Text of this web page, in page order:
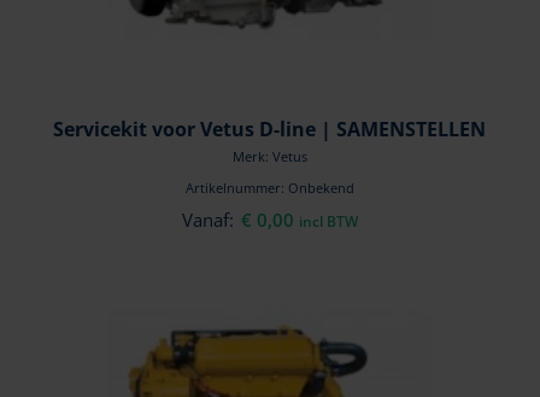
Servicekit voor Vetus D-line | SAMENSTELLEN
Merk: Vetus
Artikelnummer: Onbekend
Vanaf: € 0,00 incl BTW